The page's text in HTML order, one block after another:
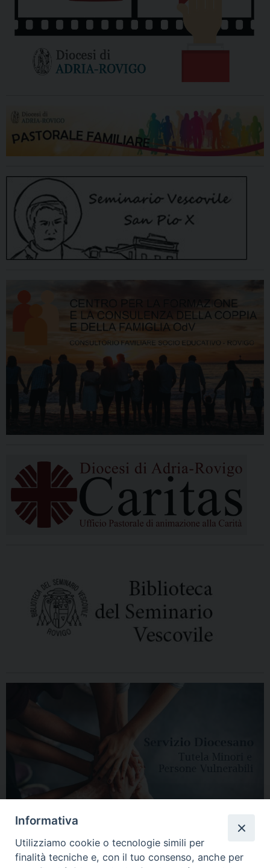
Informativa
Utilizziamo cookie o tecnologie simili per
finalità tecniche e, con il tuo consenso, anche per